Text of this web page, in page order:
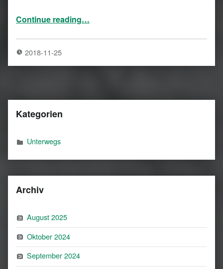
Continue reading…
2018-11-25
Kategorien
Unterwegs
Archiv
August 2025
Oktober 2024
September 2024